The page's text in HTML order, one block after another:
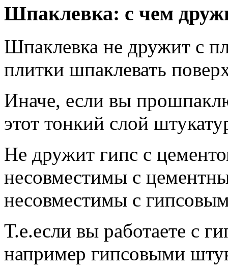
Шпаклевка: с чем
Шпаклевка не дружит с
плитки шпаклевать
Иначе, если вы
этот тонкий слой
Не дружит гипс с
несовместимы с
несовместимы с
Т.е.если вы работаете с
например гипсовыми